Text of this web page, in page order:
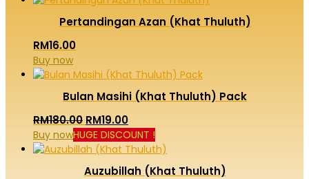
Pertandingan Azan (Khat Thuluth)
RM16.00
Buy now
Bulan Masihi (Khat Thuluth) Pack
RM180.00 Original
price
was:
RM180.00.
RM19.00Current
price
is:
RM19.00.
Buy nowHUGE DISCOUNT !
Auzubillah (Khat Thuluth)